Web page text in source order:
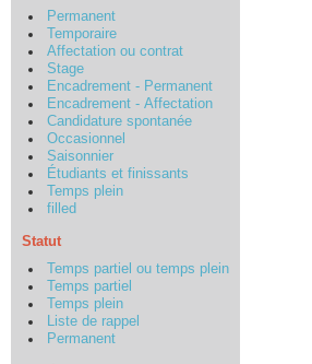
Permanent
Temporaire
Affectation ou contrat
Stage
Encadrement - Permanent
Encadrement - Affectation
Candidature spontanée
Occasionnel
Saisonnier
Étudiants et finissants
Temps plein
filled
Statut
Temps partiel ou temps plein
Temps partiel
Temps plein
Liste de rappel
Permanent